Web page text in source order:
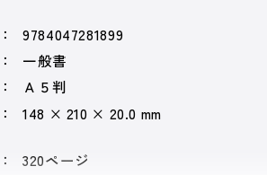
9784047281899
一般書
Ａ５判
148 × 210 × 20.0 mm
320ページ